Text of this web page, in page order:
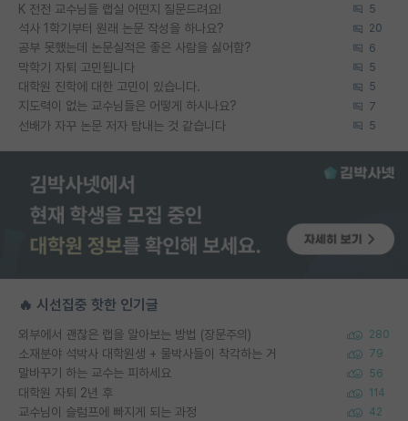
K 전전 교수님들 랩실 어떤지 질문드려요! 5
석사 1학기부터 원래 논문 작성을 하나요? 20
공부 못했는데 논문실적은 좋은 사람을 싫어함? 6
막학기 자퇴 고민됩니다 5
대학원 진학에 대한 고민이 있습니다. 5
지도력이 없는 교수님들은 어떻게 하시나요? 7
선배가 자꾸 논문 저자 탐내는 것 같습니다 5
🔥 시선집중 핫한 인기글
외부에서 괜찮은 랩을 알아보는 방법 (장문주의) 280
소재분야 석박사 대학원생 + 물박사들이 착각하는 거 79
말바꾸기 하는 교수는 피하세요 56
대학원 자퇴 2년 후 114
교수님이 슬럼프에 빠지게 되는 과정 42